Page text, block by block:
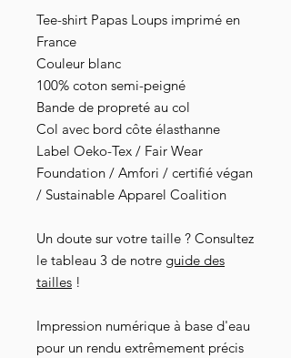
Tee-shirt Papas Loups imprimé en
France
Couleur blanc
100% coton semi-peigné
Bande de propreté au col
Col avec bord côte élasthanne
Label Oeko-Tex / Fair Wear
Foundation / Amfori / certifié végan
/ Sustainable Apparel Coalition
Un doute sur votre taille ? Consultez
le tableau 3 de notre guide des
tailles !
Impression numérique à base d'eau
pour un rendu extrêmement précis